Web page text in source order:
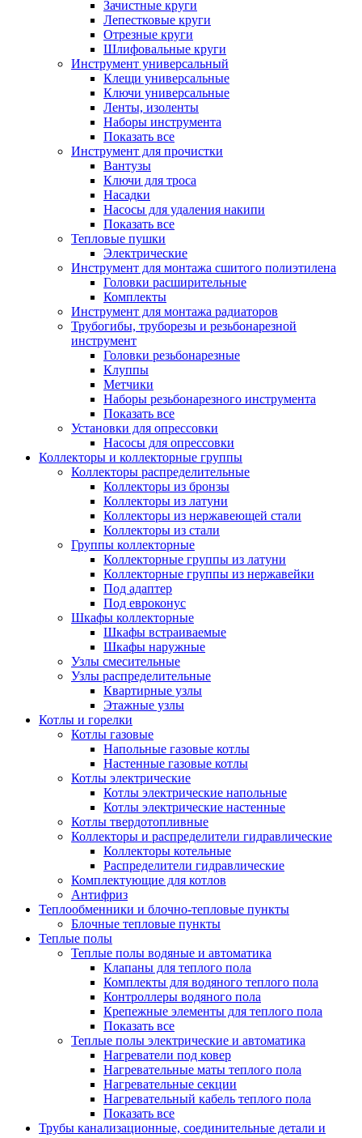
Зачистные круги
Лепестковые круги
Отрезные круги
Шлифовальные круги
Инструмент универсальный
Клещи универсальные
Ключи универсальные
Ленты, изоленты
Наборы инструмента
Показать все
Инструмент для прочистки
Вантузы
Ключи для троса
Насадки
Насосы для удаления накипи
Показать все
Тепловые пушки
Электрические
Инструмент для монтажа сшитого полиэтилена
Головки расширительные
Комплекты
Инструмент для монтажа радиаторов
Трубогибы, труборезы и резьбонарезной
инструмент
Головки резьбонарезные
Клуппы
Метчики
Наборы резьбонарезного инструмента
Показать все
Установки для опрессовки
Насосы для опрессовки
Коллекторы и коллекторные группы
Коллекторы распределительные
Коллекторы из бронзы
Коллекторы из латуни
Коллекторы из нержавеющей стали
Коллекторы из стали
Группы коллекторные
Коллекторные группы из латуни
Коллекторные группы из нержавейки
Под адаптер
Под евроконус
Шкафы коллекторные
Шкафы встраиваемые
Шкафы наружные
Узлы смесительные
Узлы распределительные
Квартирные узлы
Этажные узлы
Котлы и горелки
Котлы газовые
Напольные газовые котлы
Настенные газовые котлы
Котлы электрические
Котлы электрические напольные
Котлы электрические настенные
Котлы твердотопливные
Коллекторы и распределители гидравлические
Коллекторы котельные
Распределители гидравлические
Комплектующие для котлов
Антифриз
Теплообменники и блочно-тепловые пункты
Блочные тепловые пункты
Теплые полы
Теплые полы водяные и автоматика
Клапаны для теплого пола
Комплекты для водяного теплого пола
Контроллеры водяного пола
Крепежные элементы для теплого пола
Показать все
Теплые полы электрические и автоматика
Нагреватели под ковер
Нагревательные маты теплого пола
Нагревательные секции
Нагревательный кабель теплого пола
Показать все
Трубы канализационные, соединительные детали и